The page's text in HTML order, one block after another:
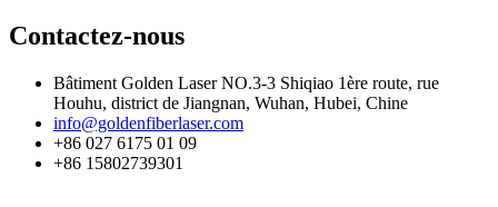
Contactez-nous
Bâtiment Golden Laser NO.3-3 Shiqiao 1ère route, rue
Houhu, district de Jiangnan, Wuhan, Hubei, Chine
info@goldenfiberlaser.com
+86 027 6175 01 09
+86 15802739301